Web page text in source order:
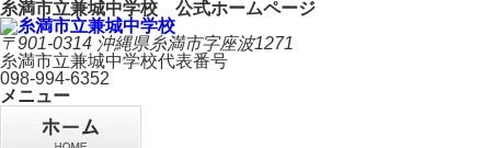
糸満市立兼城中学校 公式ホームページ
〒901-0314 沖縄県糸満市字座波1271
糸満市立兼城中学校代表番号
098-994-6352
メニュー